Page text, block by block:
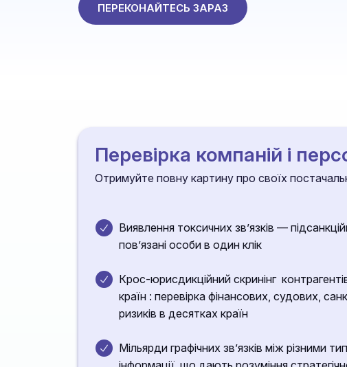
ПЕРЕКОНАЙТЕСЬ ЗАРАЗ
Перевірка компаній і
Отримуйте повну картину про своїх
Виявлення токсичних зв’язків —
пов’язані особи в один клік
Крос-юрисдикційний скринінг
країн : перевірка фінансових, судових,
ризиків в десятках країн
Мільярди графічних звʼязків між різними